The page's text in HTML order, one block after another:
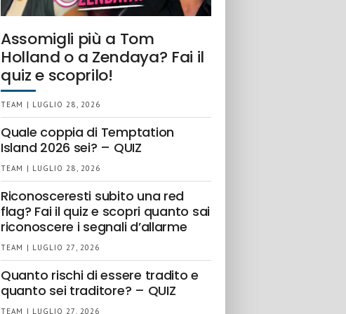
Assomigli più a Tom
Holland o a Zendaya? Fai il
quiz e scoprilo!
TEAM | LUGLIO 28, 2026
Quale coppia di Temptation
Island 2026 sei? – QUIZ
TEAM | LUGLIO 28, 2026
Riconosceresti subito una red
flag? Fai il quiz e scopri quanto sai
riconoscere i segnali d’allarme
TEAM | LUGLIO 27, 2026
Quanto rischi di essere tradito e
quanto sei traditore? – QUIZ
TEAM | LUGLIO 27, 2026